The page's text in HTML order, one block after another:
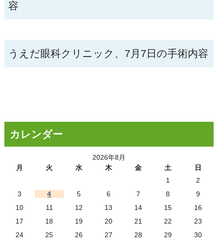
容
うえだ眼科クリニック、7月7日の手術内容
カレンダー
2026年8月
月
火 水 木 金 土
日
1
2
3
4 5 6 7 8
9
10
11 12 13 14 15
16
17
18 19 20 21 22
23
24
25 26 27 28 29
30